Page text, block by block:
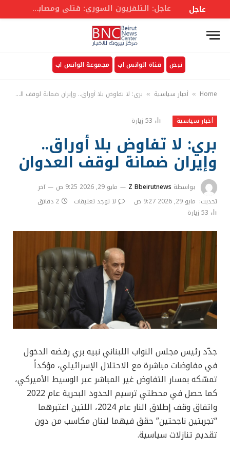
عاجل عاجل: مصابون في انفجار حافلة ركاب بمدينة جرمانا في ريف #دمشق
نبض قناة الواتس اب مجموعة الواتس اب
Home
» أخبار سياسية » بري: لا تفاوض بلا أوراق.. وإيران ضمانة لوقف العدوان
أخبار سياسية 53 زيارة
بري: لا تفاوض بلا أوراق..
وإيران ضمانة لوقف العدوان
بواسطة Z Bbeirutnews مايو 29, 2026 9:25 ص
آخر
تحديث: مايو 29, 2026 9:27 ص لا توجد تعليقات
2 دقائق
53 زيارة
جدّد رئيس مجلس النواب اللبناني نبيه بري رفضه الدخول
في مفاوضات مباشرة مع الاحتلال الإسرائيلي، مؤكداً
تمسّكه بمسار التفاوض غير المباشر عبر الوسيط الأميركي،
كما حصل في محطتي ترسيم الحدود البحرية عام 2022
واتفاق وقف إطلاق النار عام 2024، اللتين اعتبرهما
“تجربتين ناجحتين” حقق فيهما لبنان مكاسب من دون
تقديم تنازلات سياسية.